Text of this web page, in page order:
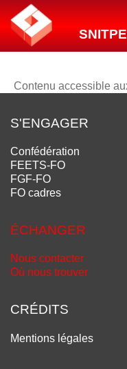
Contenu accessible
S'ENGAGER
Confédération
FEETS-FO
FGF-FO
FO cadres
ÉCHANGER
Nous contacter
Où nous trouver
CRÉDITS
Mentions légales